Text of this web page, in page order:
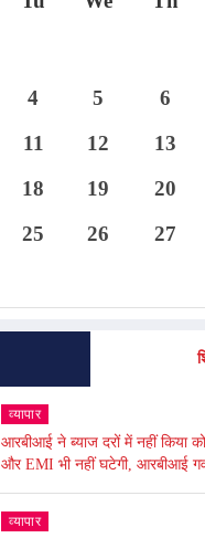
4 5 6
11 12 13
18 19 20
25 26 27
व्यापार
आरबीआई ने ब्याज दरों में नहीं किया
और EMI भी नहीं घटेगी, आरबीआई
व्यापार